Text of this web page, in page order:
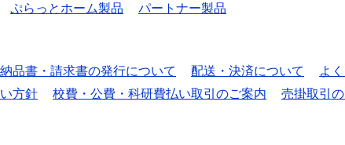
ぷらっとホーム製品 パートナー製品
品書・請求書の発行について 配送・決済について
よ
方針 校費・公費・科研費払い取引のご案内 売掛取引